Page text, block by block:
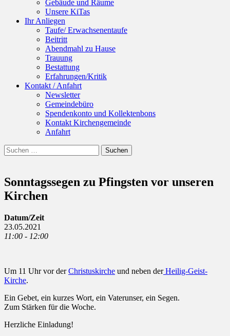
Gebäude und Räume
Unsere KiTas
Ihr Anliegen
Taufe/ Erwachsenentaufe
Beitritt
Abendmahl zu Hause
Trauung
Bestattung
Erfahrungen/Kritik
Kontakt / Anfahrt
Newsletter
Gemeindebüro
Spendenkonto und Kollektenbons
Kontakt Kirchengemeinde
Anfahrt
Suchen
Suchen
nach:
Sonntagssegen zu Pfingsten vor unseren
Kirchen
Datum/Zeit
23.05.2021
11:00 - 12:00
Um 11 Uhr vor derChristuskirche und neben derHeilig-Geist-
Kirche.
Ein Gebet, ein kurzes Wort, ein Vaterunser, ein Segen.
Zum Stärken für die Woche.
Herzliche Einladung!